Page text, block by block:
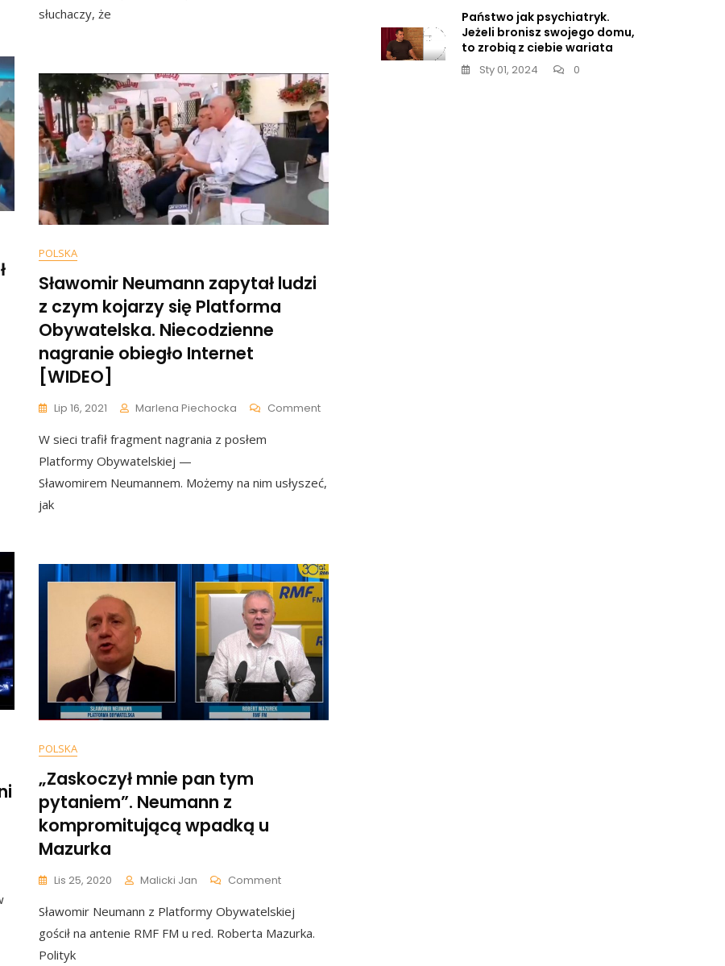
Fundamentalizm
Katolicki
słuchaczy, że
POLSKA
Sławomir Neumann zapytał ludzi
z czym kojarzy się Platforma
Obywatelska. Niecodzienne
nagranie obiegło Internet
[WIDEO]
Lip 16, 2021 Marlena Piechocka CommentOn
Z
Obywatelska.
Niecodzienne
Nagranie
Obiegło
Internet
[WIDEO]
W sieci trafił fragment nagrania z posłem
Platformy Obywatelskiej —
Sławomirem Neumannem. Możemy na nim usłyszeć,
jak
POLSKA
„Zaskoczył mnie pan tym
pytaniem”. Neumann z
kompromitującą wpadką u
Mazurka
Lis 25, 2020 Malicki Jan CommentOn
Mnie
Pan
Sławomir Neumann z Platformy Obywatelskiej
gościł na antenie RMF FM u red. Roberta Mazurka.
Polityk
Państwo jak psychiatryk.
Jeżeli bronisz swojego domu,
to zrobią z ciebie wariata
Sty 01, 2024 0